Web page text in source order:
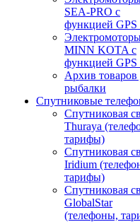
SEA-PRO с
функцией GPS
MINN KOTA с
функцией GPS
Архив товаров
рыбалки
Спутниковые
Спутниковая
Thuraya
тарифы)
Спутниковая
Iridium
тарифы)
Спутниковая
GlobalStar
(телефоны,